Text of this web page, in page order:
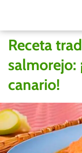
Receta
salmorejo:
canario!